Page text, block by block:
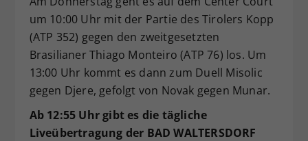
um 10:00 Uhr mit der Partie des Tirolers Kopp
(ATP 352) gegen den zweitgesetzten
Brasilianer Thiago Monteiro (ATP 76) los. Um
13:00 Uhr kommt es dann zum Duell Misolic
gegen Djere, gefolgt von Novak gegen Munar.
Ab 12:55 Uhr gibt es die tägliche
Liveübertragung der BAD WALTERSDORF